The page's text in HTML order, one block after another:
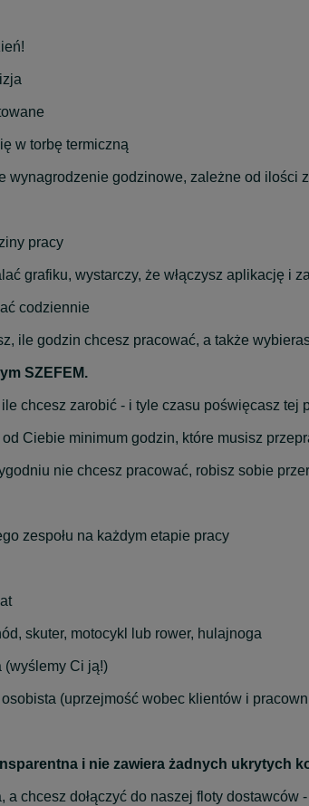
w torbę termiczną
wynagrodzenie godzinowe, zależne od ilości
pracy
grafiku, wystarczy, że włączysz aplikację i
codziennie
ile godzin chcesz pracować, a także
SZEFEM.
chcesz zarobić - i tyle czasu poświęcasz tej
Ciebie minimum godzin, które musisz
nie chcesz pracować, robisz sobie
zespołu na każdym etapie pracy
skuter, motocykl lub rower, hulajnoga
(wyślemy Ci ją!)
(uprzejmość wobec klientów i
i nie zawiera żadnych ukrytych
a chcesz dołączyć do naszej floty dostawców